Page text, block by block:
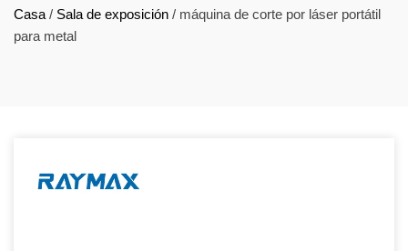
Casa / Sala de exposición / máquina de corte por láser portátil
para metal